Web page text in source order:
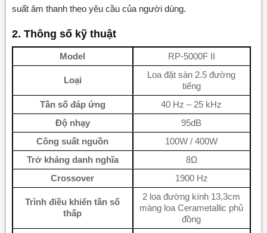
suất âm thanh theo yêu cầu của người dùng.
2. Thông số kỹ thuật
Model RP-5000F II
Loại
Loa đặt sàn 2.5 đường
tiếng
Tần số đáp ứng
40 Hz – 25 kHz
Độ nhạy
95dB
Công suất nguồn
100W / 400W
Trở kháng danh nghĩa
8Ω
Crossover
1900 Hz
Trình điều khiển tần số
thấp
2 loa đường kính 13,3cm
màng loa Cerametallic phủ
đồng